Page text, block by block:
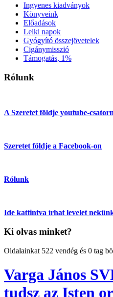
Ingyenes kiadványok
Könyveink
Előadások
Lelki napok
Gyógyító összejövetelek
Cigánymisszió
Támogatás, 1%
Rólunk
A Szeretet földje youtube-
Szeretet földje a Facebook-on
Rólunk
Ide kattintva írhat levelet
Ki olvas minket?
Oldalainkat 522 vendég és 0 tag
Varga János
tudsz az Isten